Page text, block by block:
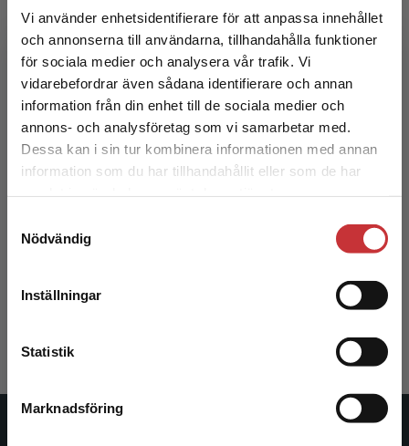
Vi använder enhetsidentifierare för att anpassa innehållet
och annonserna till användarna, tillhandahålla funktioner
för sociala medier och analysera vår trafik. Vi
vidarebefordrar även sådana identifierare och annan
information från din enhet till de sociala medier och
annons- och analysföretag som vi samarbetar med.
Dessa kan i sin tur kombinera informationen med annan
information som du har tillhandahållit eller som de har
Nödvändig
Inställningar
Statistik
Marknadsföring
Begränsad fraktregion
Det verkar som att du besöker
studentlitteratur.se via en enhet utanför Sverige.
Vi erbjuder inte leveranser utanför Sverige. För
att kunna slutföra ett köp måste
251 krinkl. moms
Exkl. moms: 237 kr